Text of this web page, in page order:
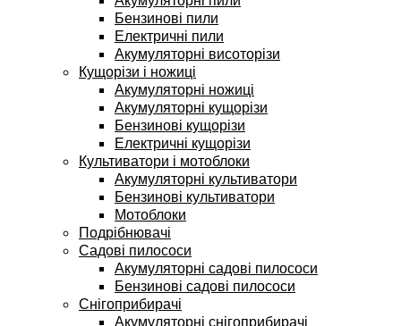
Бензинові пили
Електричні пили
Акумуляторні висоторізи
Кущорізи і ножиці
Акумуляторні ножиці
Акумуляторні кущорізи
Бензинові кущорізи
Електричні кущорізи
Культиватори і мотоблоки
Акумуляторні культиватори
Бензинові культиватори
Мотоблоки
Подрібнювачі
Садові пилососи
Акумуляторні садові пилососи
Бензинові садові пилососи
Снігоприбирачі
Акумуляторні снігоприбирачі